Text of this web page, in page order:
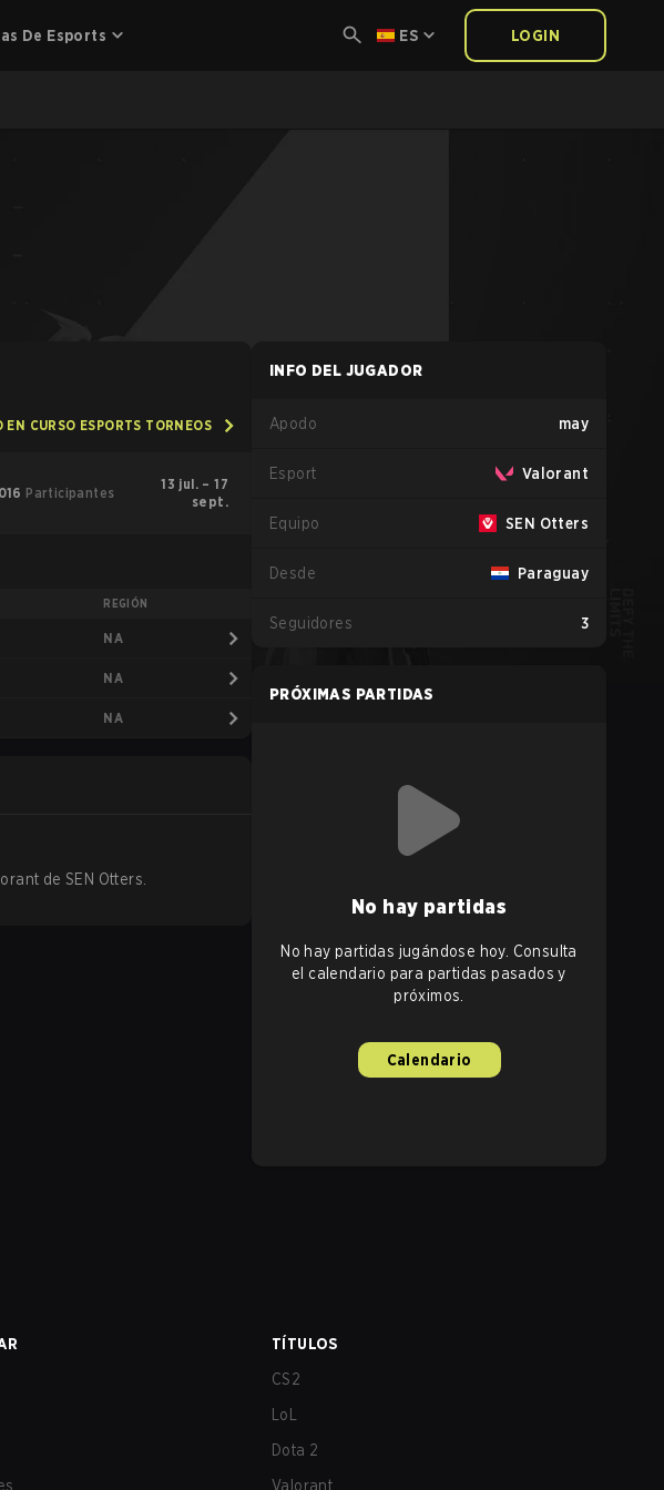
De Esports ES LOGIN
EN CURSO ESPORTS TORNEOS
16 Participantes
13 jul. – 17
sept.
REGIÓN
NA
NA
NA
deSEN Otters
INFO DEL JUGADOR
Apodo may
Esport Valorant
Equipo SEN Otters
Desde Paraguay
Seguidores 3
PRÓXIMAS PARTIDAS
No hay partidas
No hay partidas jugándose hoy. Consulta
el calendario para partidas pasados y
próximos.
Calendario
TÍTULOS
CS2
LoL
Dota 2
Valorant